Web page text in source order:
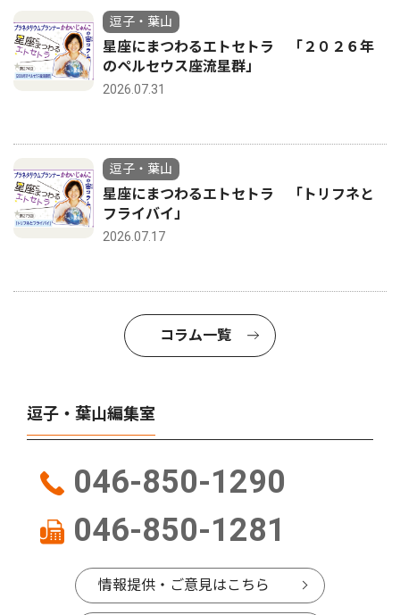
逗子・葉山
星座にまつわるエトセトラ 「２０２６年
のペルセウス座流星群」
2026.07.31
逗子・葉山
星座にまつわるエトセトラ 「トリフネと
フライバイ」
2026.07.17
コラム一覧
逗子・葉山編集室
046-850-1290
046-850-1281
情報提供・ご意見はこちら